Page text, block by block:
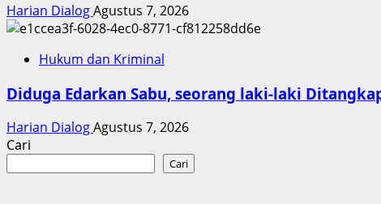
Harian DialogAgustus 7, 2026
Hukum dan Kriminal
Diduga Edarkan Sabu, seorang laki-laki
Harian DialogAgustus 7, 2026
Cari
Cari